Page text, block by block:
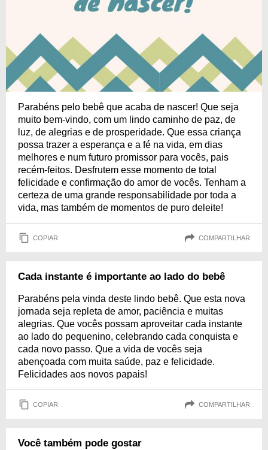
Parabéns pelo bebê que acaba de nascer! Que seja
muito bem-vindo, com um lindo caminho de paz, de
luz, de alegrias e de prosperidade. Que essa criança
possa trazer a esperança e a fé na vida, em dias
melhores e num futuro promissor para vocês, pais
recém-feitos. Desfrutem esse momento de total
felicidade e confirmação do amor de vocês. Tenham a
certeza de uma grande responsabilidade por toda a
vida, mas também de momentos de puro deleite!
COPIAR COMPARTILHAR
Cada instante é importante ao lado do bebê
Parabéns pela vinda deste lindo bebê. Que esta nova
jornada seja repleta de amor, paciência e muitas
alegrias. Que vocês possam aproveitar cada instante
ao lado do pequenino, celebrando cada conquista e
cada novo passo. Que a vida de vocês seja
abençoada com muita saúde, paz e felicidade.
Felicidades aos novos papais!
COPIAR COMPARTILHAR
Você também pode gostar